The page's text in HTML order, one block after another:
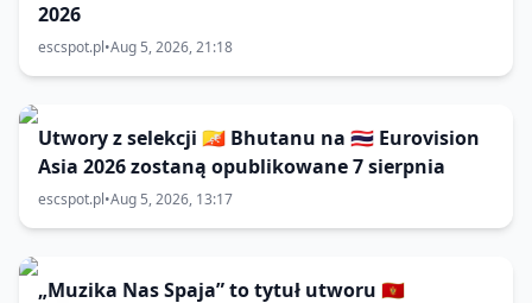
2026
escspot.pl•Aug 5, 2026, 21:18
Utwory z selekcji 🇧🇹 Bhutanu na 🇹🇭 Eurovision
Asia 2026 zostaną opublikowane 7 sierpnia
escspot.pl•Aug 5, 2026, 13:17
„Muzika Nas Spaja” to tytuł utworu 🇲🇪